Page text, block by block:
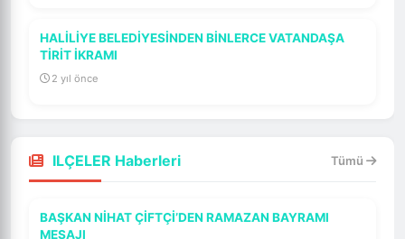
HALİLİYE BELEDİYESİNDEN BİNLERCE VATANDAŞA
TİRİT İKRAMI
2 yıl önce
ILÇELER Haberleri Tümü
BAŞKAN NİHAT ÇİFTÇİ’DEN RAMAZAN BAYRAMI
MESAJI